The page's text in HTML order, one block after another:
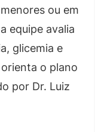
ou em
equipe avalia
glicemia e
o plano
por Dr. Luiz